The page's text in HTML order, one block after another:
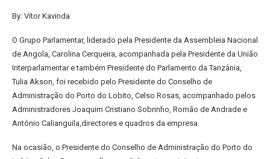
By: Vítor Kavinda
O Grupo Parlamentar, liderado pela Presidente da Assembleia Nacional
de Angola, Carolina Cerqueira, acompanhada pela Presidente da União
Interparlamentar e também Presidente do Parlamento da Tanzânia,
Tulia Akson, foi recebido pelo Presidente do Conselho de
Administração do Porto do Lobito, Celso Rosas, acompanhado pelos
Administradores Joaquim Cristiano Sobrinho, Romão de Andrade e
António Calianguila,directores e quadros da empresa.
Na ocasião, o Presidente do Conselho de Administração do Porto do